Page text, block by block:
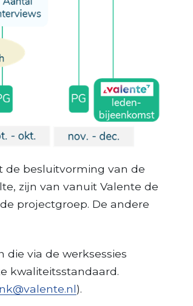
de besluitvorming van de
zijn van vanuit Valente de
projectgroep. De andere
die via de werksessies
kwaliteitsstandaard.
).